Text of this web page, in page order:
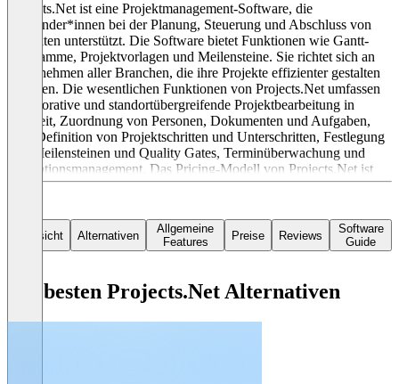
Projects.Net ist eine Projektmanagement-Software, die
Anwender*innen bei der Planung, Steuerung und Abschluss von
Projekten unterstützt. Die Software bietet Funktionen wie Gantt-
Diagramme, Projektvorlagen und Meilensteine. Sie richtet sich an
Unternehmen aller Branchen, die ihre Projekte effizienter gestalten
möchten. Die wesentlichen Funktionen von Projects.Net umfassen
kollaborative und standortübergreifende Projektbearbeitung in
Echtzeit, Zuordnung von Personen, Dokumenten und Aufgaben,
freie Definition von Projektschritten und Unterschritten, Festlegung
von Meilensteinen und Quality Gates, Terminüberwachung und
Eskalationsmanagement. Das Pricing-Modell von Projects.Net ist
nicht explizit angegeben und kann direkt beim Anbieter erfragt
Übersicht Alternativen
Allgemeine
Features
Preise Reviews
Software
Guide
Die besten Projects.Net Alternativen